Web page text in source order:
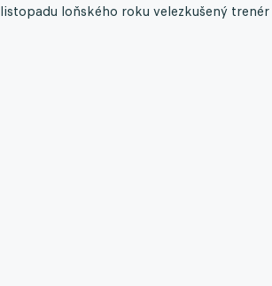
listopadu loňského roku velezkušený trenér